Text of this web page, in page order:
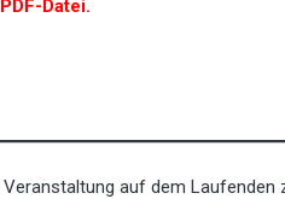
Datei.
auf dem Laufenden